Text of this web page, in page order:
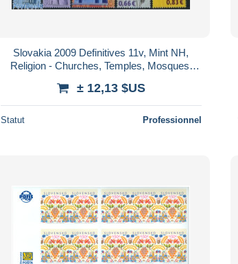
Slovakia 2009 Definitives 11v, Mint NH,
Religion - Churches, Temples, Mosques,
± 12,13 $US
Statut Professionnel